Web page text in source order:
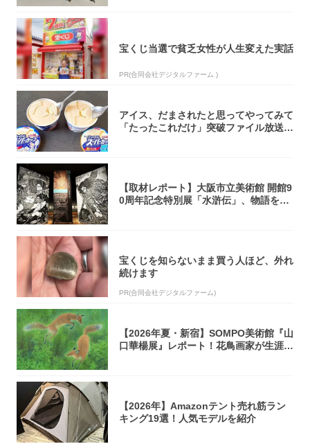
宝くじ当選で貧乏女性が人生変えた実話
PR(合同会社デジタルファーム )
アイス、だまされたと思ってやってみて
「たったこれだけ」突破ファイル放送で
【取材レポート】大阪市立美術館 開館9
0周年記念特別展「水滸伝」、物語を知
宝くじを知らないまま買う人ほど、外れ
続けます
PR(合同会社デジタルファーム)
【2026年夏・新宿】SOMPO美術館『山
口華楊展』レポート！花鳥画家が生涯描
【2026年】Amazonテント売れ筋ラン
キング19選！人気モデルを紹介